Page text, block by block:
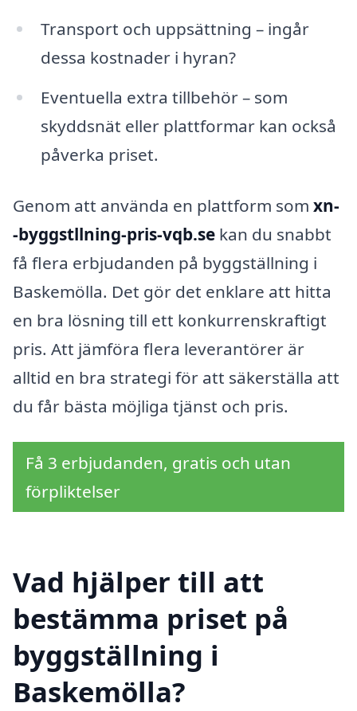
Transport och uppsättning – ingår
dessa kostnader i hyran?
Eventuella extra tillbehör – som
skyddsnät eller plattformar kan också
påverka priset.
Genom att använda en plattform som xn-
-byggstllning-pris-vqb.se kan du snabbt
få flera erbjudanden på byggställning i
Baskemölla. Det gör det enklare att hitta
en bra lösning till ett konkurrenskraftigt
pris. Att jämföra flera leverantörer är
alltid en bra strategi för att säkerställa att
du får bästa möjliga tjänst och pris.
Få 3 erbjudanden, gratis och utan
förpliktelser
Vad hjälper till att
bestämma priset på
byggställning i
Baskemölla?